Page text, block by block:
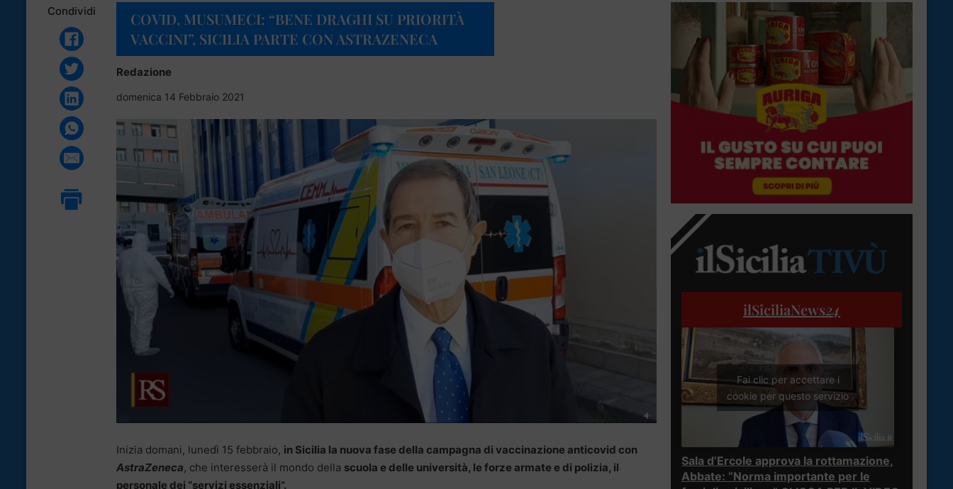
Condividi
COVID, MUSUMECI: “BENE DRAGHI SU PRIORITÀ
VACCINI”, SICILIA PARTE CON ASTRAZENECA
Redazione
domenica 14 Febbraio 2021
Inizia domani, lunedì 15 febbraio, in Sicilia la nuova fase della campagna di vaccinazione anticovid con
AstraZeneca, che interesserà il mondo della scuola e delle università, le forze armate e di polizia, il
personale dei “servizi essenziali”.
ilSiciliaNews24
Fai clic per accettare i
cookie per questo servizio
Sala d’Ercole approva la rottamazione,
Abbate: “Norma importante per le